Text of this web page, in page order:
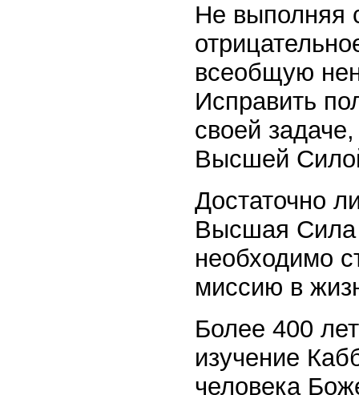
Не выполняя
всеобщую
Исправить
своей
Высшей
Достаточно
Высшая Сила
необходимо
миссию в
Более 400
изучение
человека